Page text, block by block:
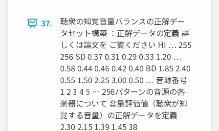
37.
聴衆の知覚音量バランスの正解デー
タセット構築 ：正解データの定義 詳
しくは論文を ご覧ください HI … 255
256 SD 0.37 0.31 0.29 0.33 1.20 …
0.58 0.44 0.46 0.42 0.40 BD 1.85 2.40
0.55 1.50 2.25 3.00 0.50 … 音源番号
1 2 3 4 5 … 256パターンの音源の各
楽器について 音量評価値（聴衆が知
覚する音量）の正解データを定義
2.30 2.15 1.39 1.45 38